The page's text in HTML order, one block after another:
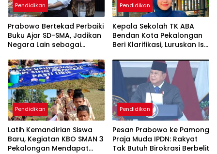
Pendidikan
Prabowo Bertekad Perbaiki
Buku Ajar SD-SMA, Jadikan
Negara Lain sebagai
Pendidikan
Kepala Sekolah TK ABA
Bendan Kota Pekalongan
Beri Klarifikasi, Luruskan Isu
Pendidikan
Latih Kemandirian Siswa
Baru, Kegiatan KBO SMAN 3
Pekalongan Mendapat
Pendidikan
Pesan Prabowo ke Pamong
Praja Muda IPDN: Rakyat
Tak Butuh Birokrasi Berbelit